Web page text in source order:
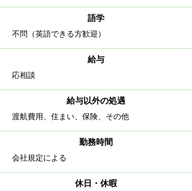
語学
不問（英語できる方歓迎）
給与
応相談
給与以外の処遇
渡航費用、住まい、保険、その他
​勤務時間
​会社規定による
休日・休暇